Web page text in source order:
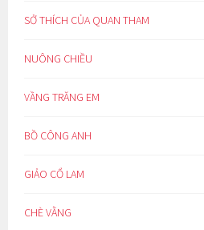
SỞ THÍCH CỦA QUAN THAM
NUÔNG CHIỀU
VẦNG TRĂNG EM
BỒ CÔNG ANH
GIẢO CỔ LAM
CHÈ VẰNG